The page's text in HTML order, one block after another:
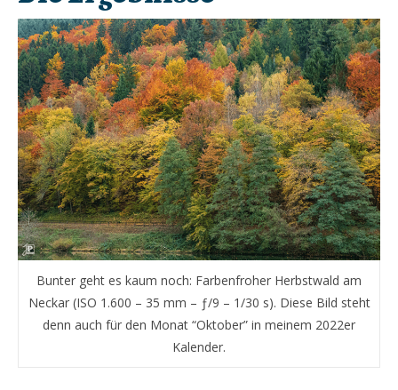
Bunter geht es kaum noch: Farbenfroher Herbstwald am
Neckar (ISO 1.600 – 35 mm – ƒ/9 – 1/30 s). Diese Bild steht
denn auch für den Monat “Oktober” in meinem 2022er
Kalender.